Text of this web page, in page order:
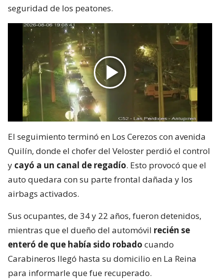
seguridad de los peatones.
El seguimiento terminó en Los Cerezos con avenida
Quilín, donde el chofer del Veloster perdió el control
y cayó a un canal de regadío. Esto provocó que el
auto quedara con su parte frontal dañada y los
airbags activados.
Sus ocupantes, de 34 y 22 años, fueron detenidos,
mientras que el dueño del automóvil recién se
enteró de que había sido robado cuando
Carabineros llegó hasta su domicilio en La Reina
para informarle que fue recuperado.